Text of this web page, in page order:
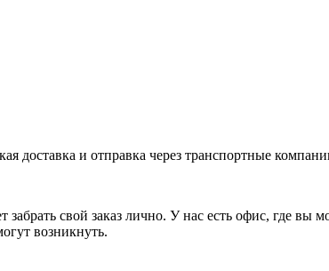
доставка и отправка через транспортные
свой заказ лично. У нас есть офис, где
возникнуть.